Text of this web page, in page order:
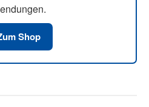
Shop